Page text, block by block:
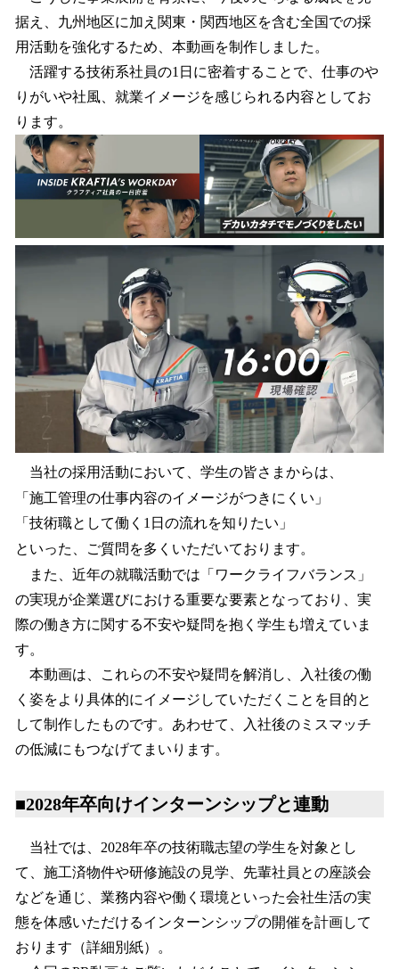
据え、九州地区に加え関東・関西地区を含む全国での採
用活動を強化するため、本動画を制作しました。
活躍する技術系社員の1日に密着することで、仕事のや
りがいや社風、就業イメージを感じられる内容としてお
ります。
当社の採用活動において、学生の皆さまからは、
「施工管理の仕事内容のイメージがつきにくい」
「技術職として働く1日の流れを知りたい」
といった、ご質問を多くいただいております。
また、近年の就職活動では「ワークライフバランス」
の実現が企業選びにおける重要な要素となっており、実
際の働き方に関する不安や疑問を抱く学生も増えていま
す。
本動画は、これらの不安や疑問を解消し、入社後の働
く姿をより具体的にイメージしていただくことを目的と
して制作したものです。あわせて、入社後のミスマッチ
の低減にもつなげてまいります。
■2028年卒向けインターンシップと連動
当社では、2028年卒の技術職志望の学生を対象とし
て、施工済物件や研修施設の見学、先輩社員との座談会
などを通じ、業務内容や働く環境といった会社生活の実
態を体感いただけるインターンシップの開催を計画して
おります（詳細別紙）。